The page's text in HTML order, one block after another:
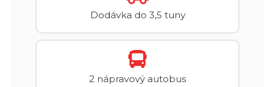
Dodávka do 3,5 tuny
2 nápravový autobus